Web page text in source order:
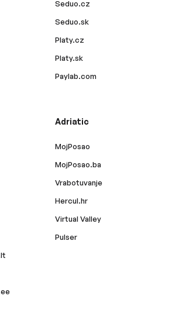
Seduo.cz
Seduo.sk
Platy.cz
Platy.sk
Paylab.com
Adriatic
MojPosao
MojPosao.ba
Vrabotuvanje
Hercul.hr
Virtual Valley
Pulser